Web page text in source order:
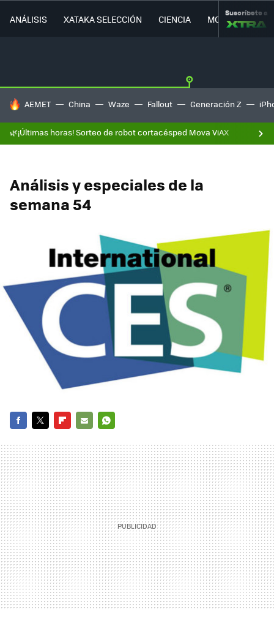
ANÁLISIS XATAKA SELECCIÓN CIENCIA MOVILIDAD
Suscríbete a
HOY SE HABLA DE
AEMET China Waze Fallout Generación Z
🌿¡Últimas horas! Sorteo de robot cortacésped Mova ViAX
Análisis y especiales de la
semana 54
MAIL